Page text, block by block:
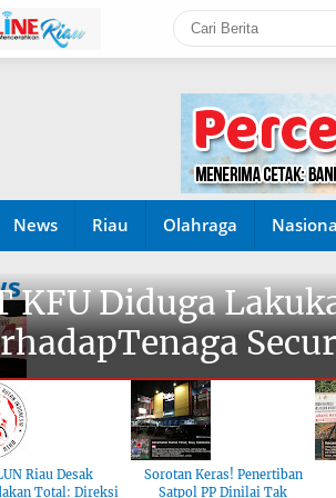
News Riau Olahraga
KFU Diduga
Riau Desak
Total: Direksi
Sorotan Keras! Penertiban
Satpol PP Dinilai Tak